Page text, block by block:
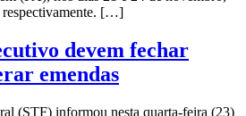
respectivamente. […]
devem fechar
emendas
(STF) informou nesta quarta-feira (23)